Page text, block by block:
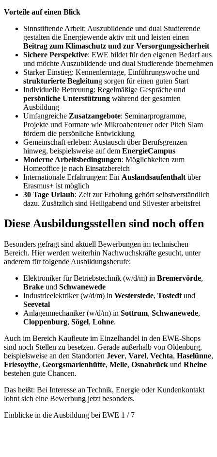
Vorteile auf einen Blick
Sinnstiftende Arbeit: Auszubildende und dual Studierende
gestalten die Energiewende aktiv mit und leisten einen
Beitrag zum Klimaschutz und zur Versorgungssicherheit
Sichere Perspektive: EWE bildet für den eigenen Bedarf aus
und möchte Auszubildende und dual Studierende übernehmen
Starker Einstieg: Kennenlerntage, Einführungswoche und
strukturierte Begleitung sorgen für einen guten Start
Individuelle Betreuung: Regelmäßige Gespräche und
persönliche Unterstützung während der gesamten
Ausbildung
Umfangreiche Zusatzangebote: Seminarprogramme,
Projekte und Formate wie Mikroabenteuer oder Pitch Slam
fördern die persönliche Entwicklung
Gemeinschaft erleben: Austausch über Berufsgrenzen
hinweg, beispielsweise auf dem EnergieCampus
Moderne Arbeitsbedingungen: Möglichkeiten zum
Homeoffice je nach Einsatzbereich
Internationale Erfahrungen: Ein Auslandsaufenthalt über
Erasmus+ ist möglich
30 Tage Urlaub: Zeit zur Erholung gehört selbstverständlich
dazu. Zusätzlich sind Heiligabend und Silvester arbeitsfrei
Diese Ausbildungsstellen sind noch offen
Besonders gefragt sind aktuell Bewerbungen im technischen
Bereich. Hier werden weiterhin Nachwuchskräfte gesucht, unter
anderem für folgende Ausbildungsberufe:
Elektroniker für Betriebstechnik (w/d/m) in Bremervörde,
Brake und Schwanewede
Industrieelektriker (w/d/m) in Westerstede, Tostedt und
Seevetal
Anlagenmechaniker (w/d/m) in Sottrum, Schwanewede,
Cloppenburg, Sögel, Lohne.
Auch im Bereich Kaufleute im Einzelhandel in den EWE-Shops
sind noch Stellen zu besetzen. Gerade außerhalb von Oldenburg,
beispielsweise an den Standorten Jever, Varel, Vechta, Haselünne,
Friesoythe, Georgsmarienhütte, Melle, Osnabrück und Rheine
bestehen gute Chancen.
Das heißt: Bei Interesse an Technik, Energie oder Kundenkontakt
lohnt sich eine Bewerbung jetzt besonders.
Einblicke in die Ausbildung bei EWE 1 / 7